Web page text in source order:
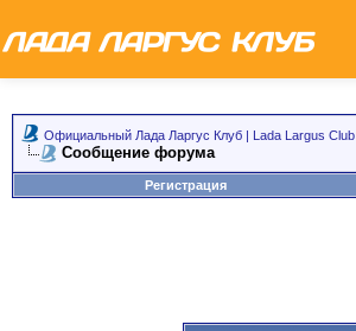
Официальный Лада Ларгус Клуб | Lada Largus Club
Сообщение форума
Регистрация